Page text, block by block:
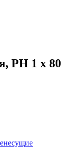
PH 1 x 80